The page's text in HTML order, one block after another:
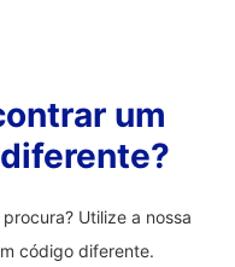
um
Utilize a nossa
código diferente.